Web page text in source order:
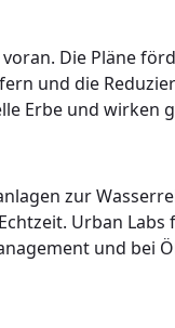
Die Pläne
und die
Erbe und
zur
Urban
und bei